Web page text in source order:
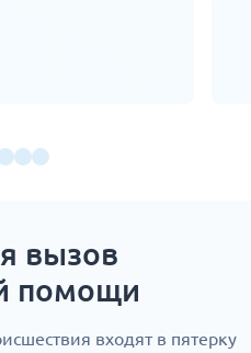
вызов
помощи
входят в пятерку